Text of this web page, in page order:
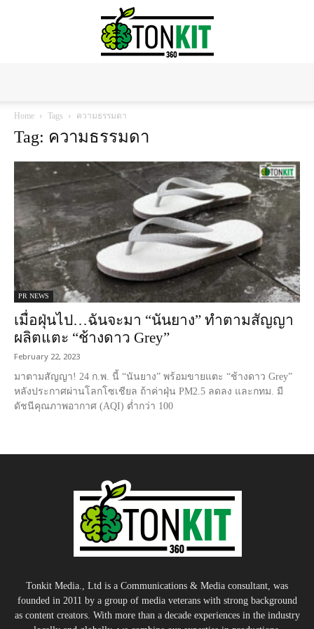
Home Tags ความธรรมดา
Tag: ความธรรมดา
PR NEWS
เมื่อฝุ่นไป…ฉันจะมา “นันยาง” ทำตามสัญญา
ผลิตแตะ “ช้างดาว Grey”
February 22, 2023
มาตามสัญญา! 24 ก.พ. นี้ “นันยาง” พร้อมขายแตะ “ช้างดาว Grey”
หลังประกาศผ่านโลกโซเชียล ถ้าค่าฝุ่น PM2.5 ลดลง และกทม. มี
ดัชนีคุณภาพอากาศ (AQI) ต่ำกว่า 100
Tonkit Media., Ltd is a Communications & Media consultant, was
founded in 2011 by a group of media veterans with strong background
as content creators. With more than a decade experiences in the industry